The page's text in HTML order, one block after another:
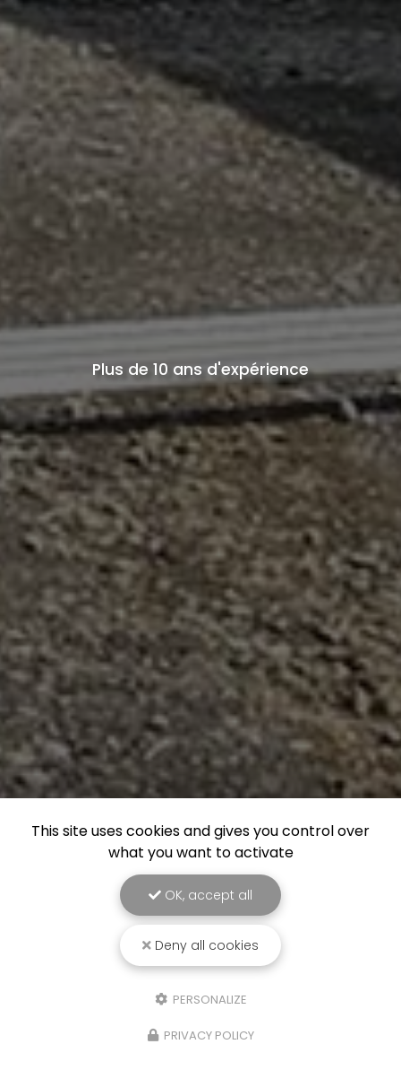
Plus de 10 ans d'expérience
This site uses cookies and gives you control over
what you want to activate
OK, accept all
Deny all cookies
PERSONALIZE
PRIVACY POLICY